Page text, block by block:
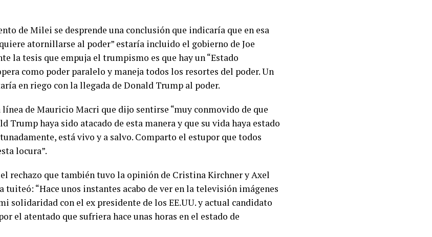
de Milei se desprende una conclusión que indicaría que en esa
atornillarse al poder” estaría incluido el gobierno de Joe
la tesis que empuja el trumpismo es que hay un “Estado
como poder paralelo y maneja todos los resortes del poder. Un
en riego con la llegada de Donald Trump al poder.
de Mauricio Macri que dijo sentirse “muy conmovido de que
Trump haya sido atacado de esta manera y que su vida haya estado
está vivo y a salvo. Comparto el estupor que todos
locura”.
rechazo que también tuvo la opinión de Cristina Kirchner y Axel
“Hace unos instantes acabo de ver en la televisión imágenes
solidaridad con el ex presidente de los EE.UU. y actual candidato
el atentado que sufriera hace unas horas en el estado de